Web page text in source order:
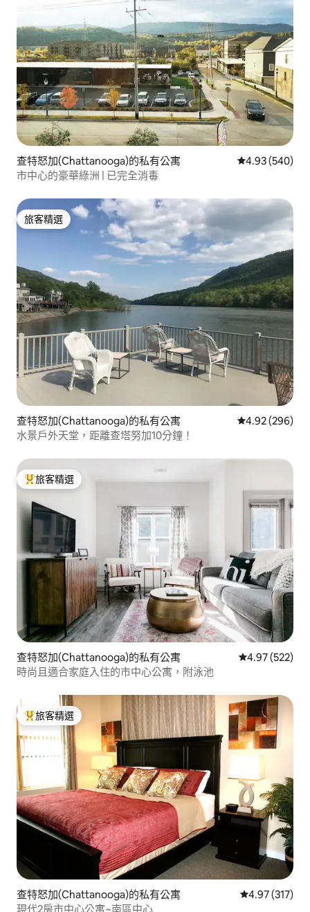
查特怒加(Chattanooga)的私有公寓 從 540 則評價
4.93 (540)
市中心的豪華綠洲 | 已完全消毒
旅客精選
旅客精選
查特怒加(Chattanooga)的私有公寓 從 296 則評價
4.92 (296)
水景戶外天堂，距離查塔努加10分鐘！
旅客精選榜首
旅客精選
查特怒加(Chattanooga)的私有公寓 從 522 則評價
4.97 (522)
時尚且適合家庭入住的市中心公寓，附泳池
旅客精選榜首
旅客精選
查特怒加(Chattanooga)的私有公寓 從 317 則評價
4.97 (317)
現代2房市中心公寓~南區中心